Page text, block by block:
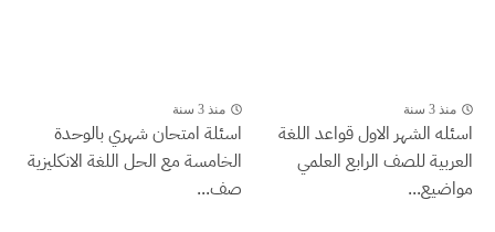
منذ 3 سنة
اسئله الشهر الاول قواعد اللغة
العربية للصف الرابع العلمي
مواضيع...
منذ 3 سنة
اسئلة امتحان شهري بالوحدة
الخامسة مع الحل اللغة الانكليزية
صف...